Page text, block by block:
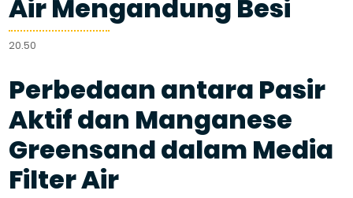
Air Mengandung Besi
20.50
Perbedaan antara Pasir
Aktif dan Manganese
Greensand dalam Media
Filter Air